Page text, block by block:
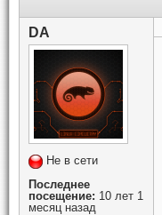
DA
Не в сети
Последнее
посещение: 10 лет 1
месяц назад